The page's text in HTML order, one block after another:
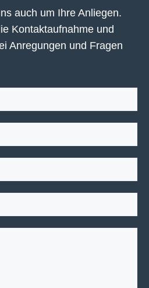
auch um Ihre Anliegen.
Kontaktaufnahme und
Anregungen und Fragen